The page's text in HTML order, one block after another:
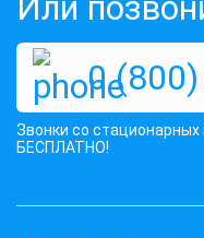
Или
0
Звонки со
БЕСПЛАТНО!